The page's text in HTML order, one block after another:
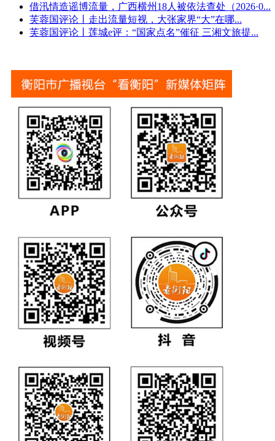
借汛情造谣博流量，广西横州18人被依法查处（2026·0...
芙蓉国评论丨走出流量短视，大张家界“大”在哪...
芙蓉国评论丨莲城e评：“国家点名”催征 三湘文旅提...